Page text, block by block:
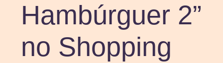
Hambúrguer 2”
no Shopping